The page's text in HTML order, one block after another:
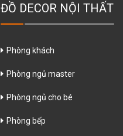
ĐỒ DECOR NỘI THẤT
Phòng khách
Phòng ngủ master
Phòng ngủ cho bé
Phòng bếp